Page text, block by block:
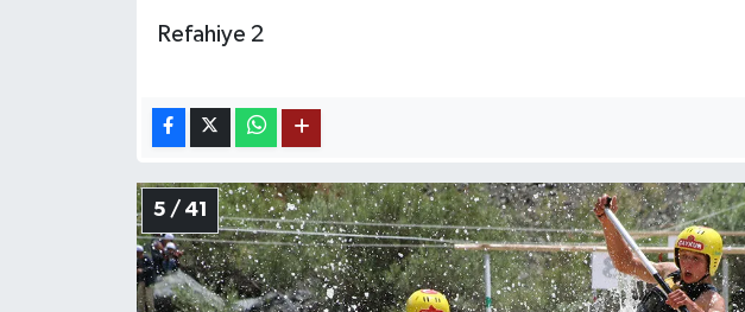
Refahiye 2
5 / 41